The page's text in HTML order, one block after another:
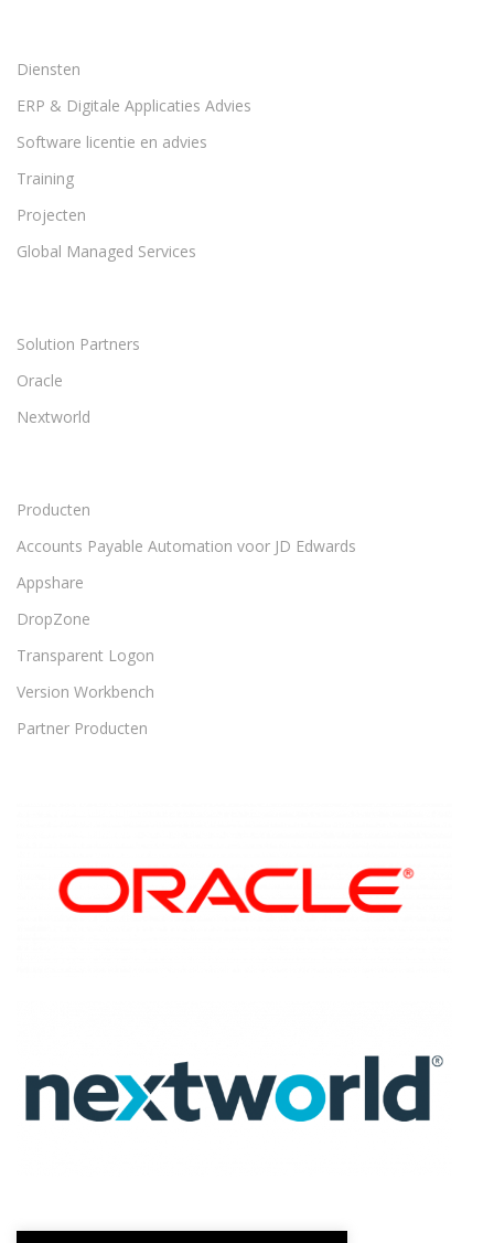
Diensten
ERP & Digitale Applicaties Advies
Software licentie en advies
Training
Projecten
Global Managed Services
Solution Partners
Oracle
Nextworld
Producten
Accounts Payable Automation voor JD Edwards
Appshare
DropZone
Transparent Logon
Version Workbench
Partner Producten